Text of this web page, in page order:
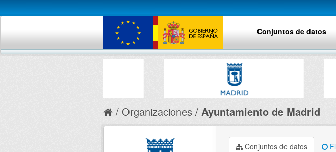
Conjuntos de datos
Organizaciones Ayuntamiento de Madrid
Conjuntos de datos